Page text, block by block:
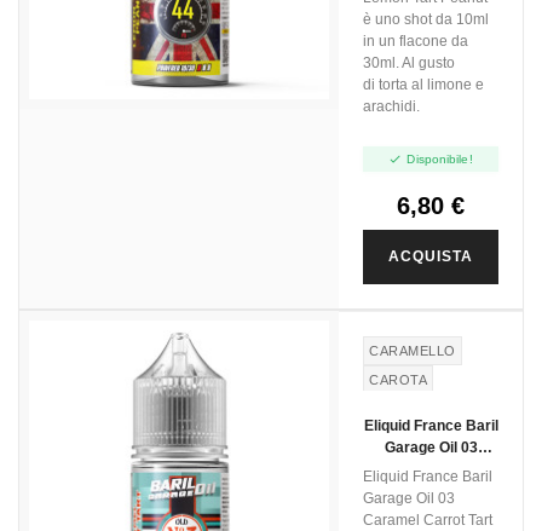
è uno shot da 10ml
in un flacone da
30ml. Al gusto
di torta al limone e
arachidi.
 Disponibile!
6,80 €
ACQUISTA
CARAMELLO
CAROTA
CARROT
Eliquid France Baril
Garage Oil 03
Caramel Carrot
Tart - Mini Shot
10+20
Eliquid France Baril
Garage Oil 03
Caramel Carrot Tart